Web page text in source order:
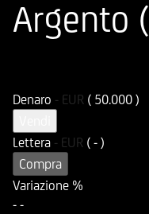
Argento
Denaro - EUR ( 50.000 )
Lettera - EUR ( - )
Compra
Variazione %
- -